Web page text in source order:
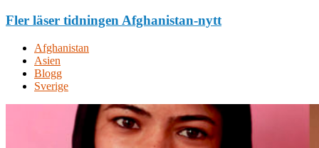
Fler läser tidningen Afghanistan-nytt
Afghanistan
Asien
Blogg
Sverige